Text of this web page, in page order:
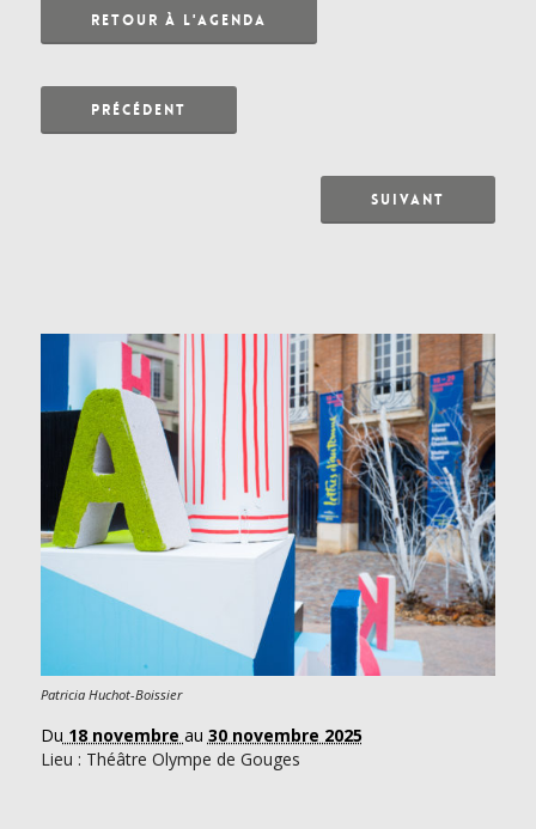
RETOUR À L'AGENDA
PRÉCÉDENT
SUIVANT
Patricia Huchot-Boissier
Du 18 novembre au 30 novembre 2025
Lieu : Théâtre Olympe de Gouges